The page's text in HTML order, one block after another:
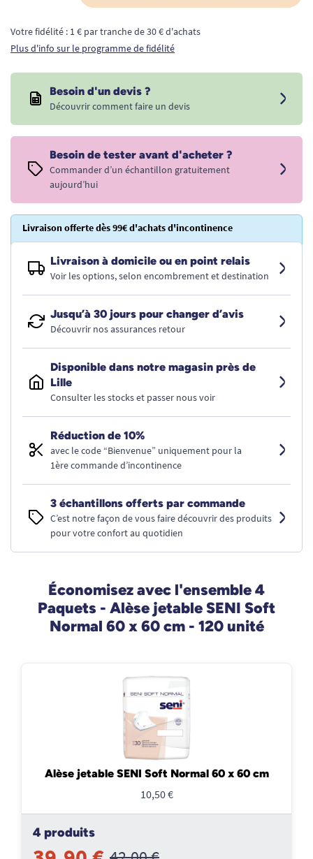
Votre fidélité : 1 € par tranche de 30 € d'achats
Plus d'info sur le programme de fidélité
Besoin d'un devis ?
Découvrir comment faire un devis
Besoin de tester avant d'acheter ?
Commander d’un échantillon gratuitement
aujourd’hui
Livraison offerte dès 99€ d'achats d'incontinence
Livraison à domicile ou en point relais
Voir les options, selon encombrement et destination
Jusqu’à 30 jours pour changer d’avis
Découvrir nos assurances retour
Disponible dans notre magasin près de
Lille
Consulter les stocks et passer nous voir
Réduction de 10%
avec le code “Bienvenue” uniquement pour la
1ère commande d’incontinence
3 échantillons offerts par commande
C’est notre façon de vous faire découvrir des produits
pour votre confort au quotidien
Économisez avec l'ensemble 4
Paquets - Alèse jetable SENI Soft
Normal 60 x 60 cm - 120 unité
Alèse jetable SENI Soft Normal 60 x 60 cm
10,50 €
4 produits